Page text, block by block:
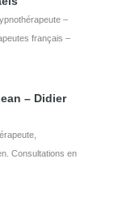
–
français –
– Didier
Consultations en